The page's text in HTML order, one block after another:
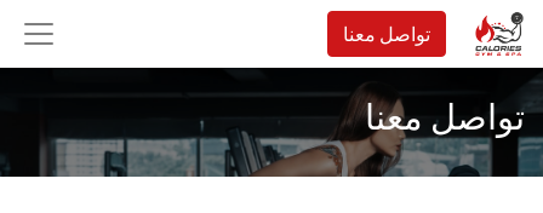
تواصل معنا
تواصل معنا